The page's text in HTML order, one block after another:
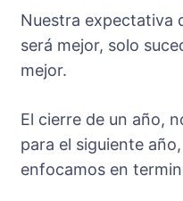
Nuestra expectativa
será mejor, solo
mejor.
El cierre de un año,
para el siguiente
enfocamos en